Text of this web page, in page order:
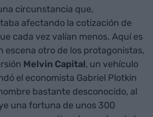
circunstancia que,
afectando la cotización de
cada vez valían menos. Aquí es
escena otro de los protagonistas,
Melvin Capital, un vehículo
el economista Gabriel Plotkin
bastante desconocido, al
una fortuna de unos 300